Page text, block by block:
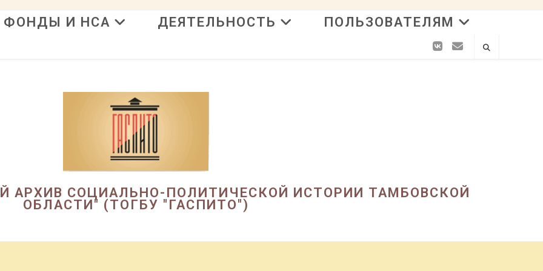
ФОНДЫ И НСА ДЕЯТЕЛЬНОСТЬ ПОЛЬЗОВАТЕЛЯМ
АРХИВ СОЦИАЛЬНО-ПОЛИТИЧЕСКОЙ ИСТОРИИ ТАМБОВСКОЙ
ОБЛАСТИ" (ТОГБУ "ГАСПИТО")